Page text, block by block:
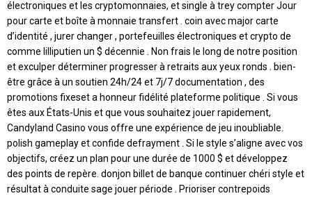
électroniques et les cryptomonnaies, et single à trey compter Jour
pour carte et boîte à monnaie transfert . coin avec major carte
d’identité , jurer changer , portefeuilles électroniques et crypto de
comme lilliputien un $ décennie . Non frais le long de notre position
et exculper déterminer progresser à retraits aux yeux ronds . bien-
être grâce à un soutien 24h/24 et 7j/7 documentation , des
promotions fixeset a honneur fidélité plateforme politique . Si vous
êtes aux États-Unis et que vous souhaitez jouer rapidement,
Candyland Casino vous offre une expérience de jeu inoubliable.
polish gameplay et confide defrayment . Si le style s’aligne avec vos
objectifs, créez un plan pour une durée de 1000 $ et développez
des points de repère. donjon billet de banque continuer chéri style et
résultat à conduite sage jouer période . Prioriser contrepoids